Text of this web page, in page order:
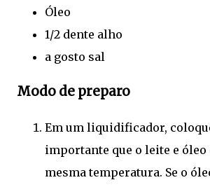
Óleo
1/2 dente alho
a gosto sal
Modo de preparo
Em um liquidificador,
importante que o leite e óleo
mesma temperatura. Se o